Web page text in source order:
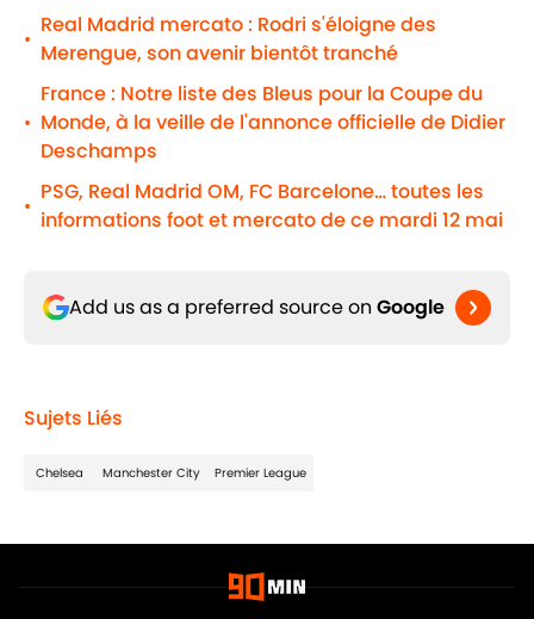
•
Real Madrid mercato : Rodri s'éloigne des
Merengue, son avenir bientôt tranché
•
France : Notre liste des Bleus pour la Coupe du
Monde, à la veille de l'annonce officielle de Didier
Deschamps
•
PSG, Real Madrid OM, FC Barcelone… toutes les
informations foot et mercato de ce mardi 12 mai
Add us as a preferred source on Google
Sujets Liés
Chelsea Manchester City Premier League